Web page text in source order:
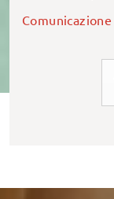
Comunicazione